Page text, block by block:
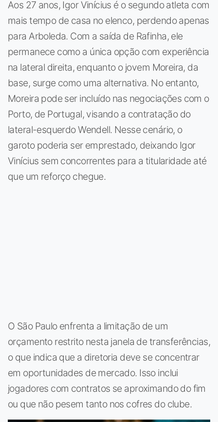
Aos 27 anos, Igor Vinícius é o segundo atleta com
mais tempo de casa no elenco, perdendo apenas
para Arboleda. Com a saída de Rafinha, ele
permanece como a única opção com experiência
na lateral direita, enquanto o jovem Moreira, da
base, surge como uma alternativa. No entanto,
Moreira pode ser incluído nas negociações com o
Porto, de Portugal, visando a contratação do
lateral-esquerdo Wendell. Nesse cenário, o
garoto poderia ser emprestado, deixando Igor
Vinícius sem concorrentes para a titularidade até
que um reforço chegue.
O São Paulo enfrenta a limitação de um
orçamento restrito nesta janela de transferências,
o que indica que a diretoria deve se concentrar
em oportunidades de mercado. Isso inclui
jogadores com contratos se aproximando do fim
ou que não pesem tanto nos cofres do clube.